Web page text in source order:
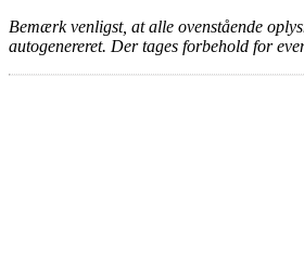
Bemærk venligst, at alle ovenstående
autogenereret. Der tages forbehold for